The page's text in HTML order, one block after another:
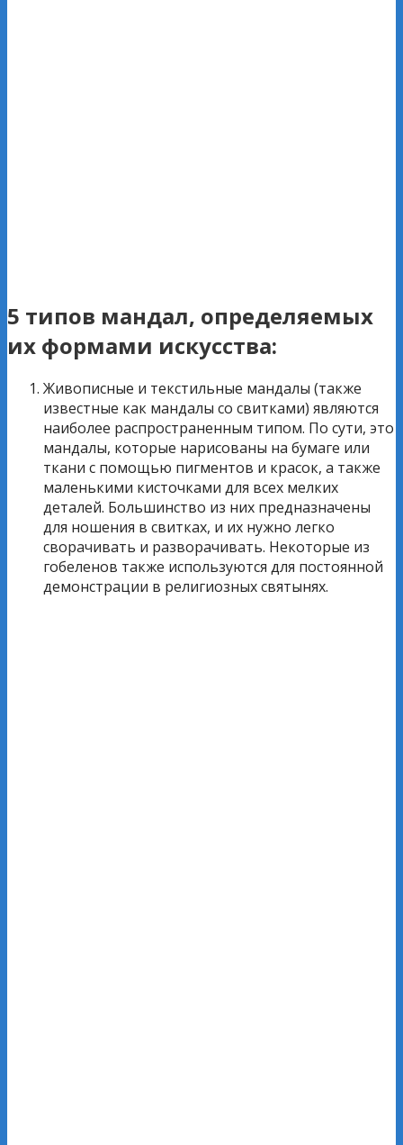
5 типов мандал, определяемых
их формами искусства:
Живописные и текстильные мандалы (также
известные как мандалы со свитками) являются
наиболее распространенным типом. По сути, это
мандалы, которые нарисованы на бумаге или
ткани с помощью пигментов и красок, а также
маленькими кисточками для всех мелких
деталей. Большинство из них предназначены
для ношения в свитках, и их нужно легко
сворачивать и разворачивать. Некоторые из
гобеленов также используются для постоянной
демонстрации в религиозных святынях.